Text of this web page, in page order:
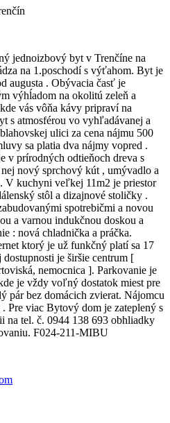
jednoizbový byt v Trenčíne na
na 1.poschodí s výťahom. Byt je
augusta . Obývacia časť je
výhĺadom na okolitú zeleň a
vás vôňa kávy pripraví na
s atmosférou vo vyhľadávanej a
ulici za cena nájmu 500
sa platia dva nájmy vopred .
v prírodných odtieňoch dreva s
nový sprchový kút , umývadlo a
V kuchyni veľkej 11m2 je priestor
stôl a dizajnové stoličky .
spotrebičmi a novou
a varnou indukčnou doskou a
: nová chladnička a práčka.
ktorý je už funkčný platí sa 17
je širšie centrum [
nemocnica ]. Parkovanie je
je vždy voľný dostatok miest pre
pár bez domácich zvierat. Nájomcu
Pre viac Bytový dom je zateplený s
na tel. č. 0944 138 693 obhliadky
F024-211-MIBU